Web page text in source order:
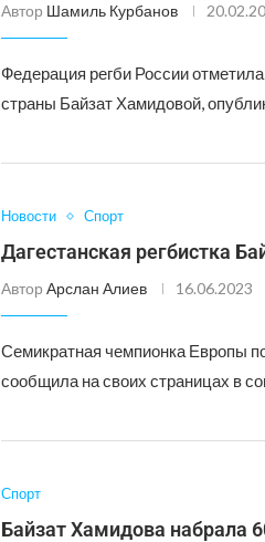
Автор Шамиль Курбанов
Федерация регби России
страны Байзат Хамидовой,
Новости Спорт
Дагестанская регбистка
Автор Арслан Алиев 16.06.2023
Семикратная чемпионка Европы
сообщила на своих страницах в
Спорт
Байзат Хамидова набрала